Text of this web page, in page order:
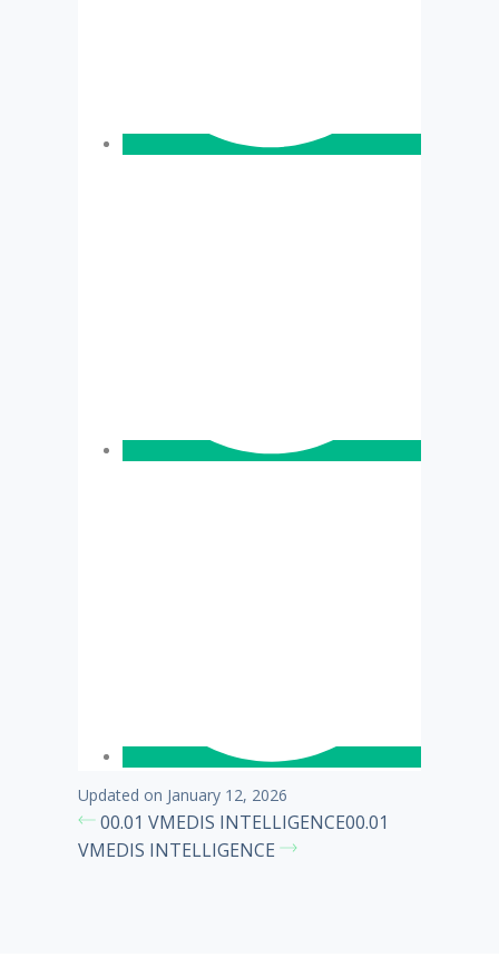
Updated on January 12, 2026
00.01 VMEDIS INTELLIGENCE00.01
VMEDIS INTELLIGENCE